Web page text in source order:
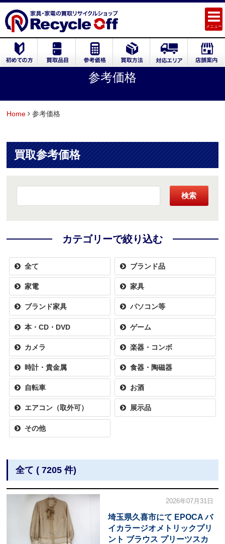
メニュー
参考価格
Home 参考価格
買取参考価格
検索
カテゴリーで絞り込む
全て ブランド品
家電 家具
ブランド家具 パソコン等
本・CD・DVD ゲーム
カメラ 楽器・コンボ
時計・貴金属 食器・陶磁器
自転車 お酒
エアコン（取外可） 展示品
その他
全て ( 7205 件)
2026年07月31日
埼玉県久喜市にて EPOCA バ
イカラージオメトリックプリ
ント ブラウス プリーツスカ